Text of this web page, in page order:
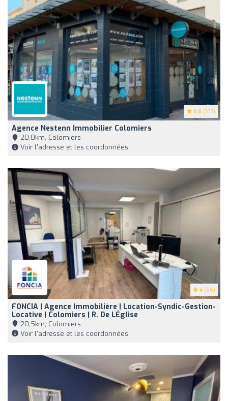
4.6 (107)
Agence Nestenn Immobilier Colomiers
20,0km, Colomiers
Voir l'adresse et les coordonnées
4 (66)
FONCIA | Agence Immobilière | Location-Syndic-Gestion-
Locative | Colomiers | R. De LÉglise
20,5km, Colomiers
Voir l'adresse et les coordonnées